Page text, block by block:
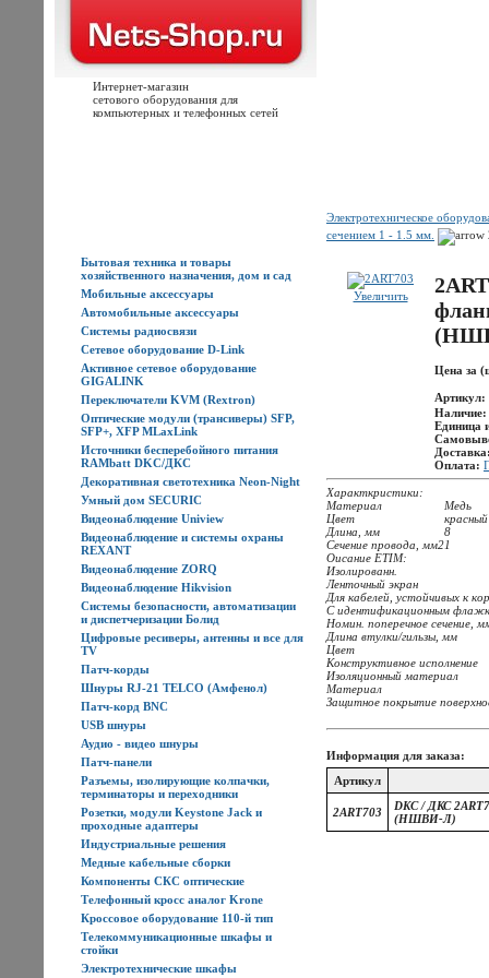
Интернет-магазин
сетового оборудования для
компьютерных и телефонных сетей
Бытовая техника и товары
хозяйственного назначения, дом и сад
Мобильные аксессуары
Автомобильные аксессуары
Системы радиосвязи
Сетевое оборудование D-Link
Активное сетевое оборудование
GIGALINK
Переключатели KVM (Rextron)
Оптические модули (трансиверы) SFP,
SFP+, XFP MLaxLink
Источники бесперебойного питания
RAMbatt DKC/ДКС
Декоративная светотехника Neon-Night
Умный дом SECURIC
Видеонаблюдение Uniview
Видеонаблюдение и системы охраны
REXANT
Видеонаблюдение ZORQ
Видеонаблюдение Hikvision
Системы безопасности, автоматизации
и диспетчеризации Болид
Цифровые ресиверы, антенны и все для
TV
Патч-корды
Шнуры RJ-21 TELCO (Амфенол)
Патч-корд BNC
USB шнуры
Аудио - видео шнуры
Патч-панели
Разъемы, изолирующие колпачки,
терминаторы и переходники
Розетки, модули Keystone Jack и
проходные адаптеры
Индустриальные решения
Медные кабельные сборки
Компоненты СКС оптические
Телефонный кросс аналог Krone
Кроссовое оборудование 110-й тип
Телекоммуникационные шкафы и
стойки
Электротехнические шкафы
Электротехническое
сечением 1 - 1.5 мм.
Увеличить
Цена за
Артикул:
Наличие:
Единица
Оплата:
Характкристики:
Материал
Медь
Цвет
красный
Длина, мм
8
Сечение провода, мм21
Оисание ETIM:
Изолированн.
Ленточный экран
Для кабелей, устойчивых к
С идентификационным
Номин. поперечное сечение,
Длина втулки/гильзы, мм
Цвет
Конструктивное исполнение
Изоляционный материал
Материал
Защитное покрытие
Информация для заказа:
Артикул
2ART703
DKC / ДКС
(НШВИ-Л)